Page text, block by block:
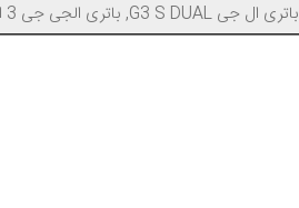
باتری ال جی G3 S DUAL, باتری الجی جی 3 اس دوال, هزینه تعویض باتری LG G3 S DUAL, خرید باتری BL-54SH